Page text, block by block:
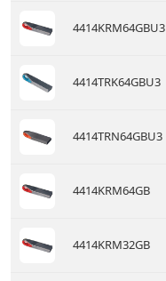
4414KRM64GBU3
4414TRK64GBU3
4414TRN64GBU3
4414KRM64GB
4414KRM32GB